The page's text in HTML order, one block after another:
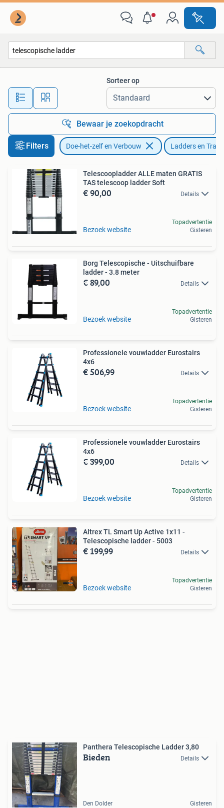
Alle afstanden…
Sorteer op
Bewaar je zoekopdracht
Filters Doe-het-zelf en Verbouw Ladders en
Telescoopladder ALLE maten GRATIS
TAS telescoop ladder Soft
€ 90,00 Details
Bezoek website
Topadvertentie
Gisteren
Borg Telescopische - Uitschuifbare
ladder - 3.8 meter
€ 89,00 Details
Bezoek website
Topadvertentie
Gisteren
Professionele vouwladder Eurostairs
4x6
€ 506,99 Details
Bezoek website
Topadvertentie
Gisteren
Professionele vouwladder Eurostairs
4x6
€ 399,00 Details
Bezoek website
Topadvertentie
Gisteren
Altrex TL Smart Up Active 1x11 -
Telescopische ladder - 5003
€ 199,99 Details
Bezoek website
Topadvertentie
Gisteren
Panthera Telescopische Ladder 3,80
Bieden Details
Den Dolder Gisteren